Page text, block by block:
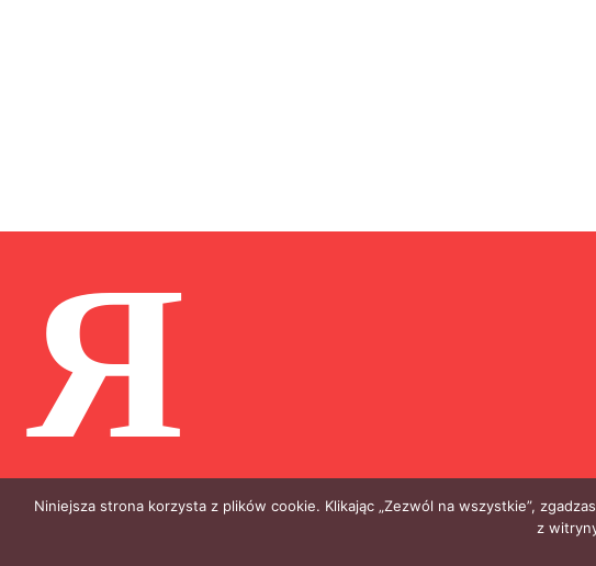
Я
Niniejsza strona korzysta z plików cookie. Klikając „Zezwól na wszystkie”,
z